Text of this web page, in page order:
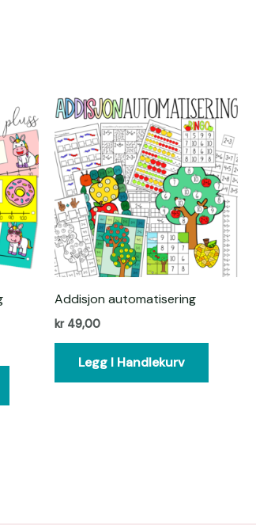
Addisjon automatisering
kr49,00
Legg I Handlekurv